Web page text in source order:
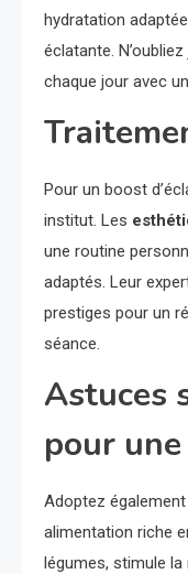
hydratation
éclatante.
chaque jour avec
Pour un boost
institut. Les
une routine
adaptés. Leur
prestiges pour un
séance.
Astuces
pour
Adoptez
alimentation riche
légumes, stimule